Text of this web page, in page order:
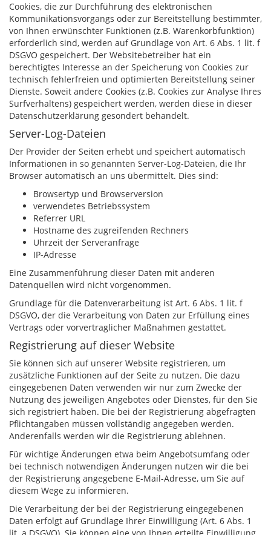
Cookies, die zur Durchführung des elektronischen
Kommunikationsvorgangs oder zur Bereitstellung bestimmter,
von Ihnen erwünschter Funktionen (z.B. Warenkorbfunktion)
erforderlich sind, werden auf Grundlage von Art. 6 Abs. 1 lit. f
DSGVO gespeichert. Der Websitebetreiber hat ein
berechtigtes Interesse an der Speicherung von Cookies zur
technisch fehlerfreien und optimierten Bereitstellung seiner
Dienste. Soweit andere Cookies (z.B. Cookies zur Analyse Ihres
Surfverhaltens) gespeichert werden, werden diese in dieser
Datenschutzerklärung gesondert behandelt.
Server-Log-Dateien
Der Provider der Seiten erhebt und speichert automatisch
Informationen in so genannten Server-Log-Dateien, die Ihr
Browser automatisch an uns übermittelt. Dies sind:
Browsertyp und Browserversion
verwendetes Betriebssystem
Referrer URL
Hostname des zugreifenden Rechners
Uhrzeit der Serveranfrage
IP-Adresse
Eine Zusammenführung dieser Daten mit anderen
Datenquellen wird nicht vorgenommen.
Grundlage für die Datenverarbeitung ist Art. 6 Abs. 1 lit. f
DSGVO, der die Verarbeitung von Daten zur Erfüllung eines
Vertrags oder vorvertraglicher Maßnahmen gestattet.
Registrierung auf dieser Website
Sie können sich auf unserer Website registrieren, um
zusätzliche Funktionen auf der Seite zu nutzen. Die dazu
eingegebenen Daten verwenden wir nur zum Zwecke der
Nutzung des jeweiligen Angebotes oder Dienstes, für den Sie
sich registriert haben. Die bei der Registrierung abgefragten
Pflichtangaben müssen vollständig angegeben werden.
Anderenfalls werden wir die Registrierung ablehnen.
Für wichtige Änderungen etwa beim Angebotsumfang oder
bei technisch notwendigen Änderungen nutzen wir die bei
der Registrierung angegebene E-Mail-Adresse, um Sie auf
diesem Wege zu informieren.
Die Verarbeitung der bei der Registrierung eingegebenen
Daten erfolgt auf Grundlage Ihrer Einwilligung (Art. 6 Abs. 1